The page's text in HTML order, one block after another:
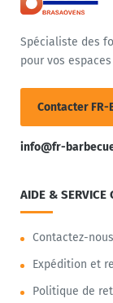
Spécialiste des
pour vos
Contacter
info@fr-
AIDE & SERVICE
Contactez-nous
Expédition et
Politique de